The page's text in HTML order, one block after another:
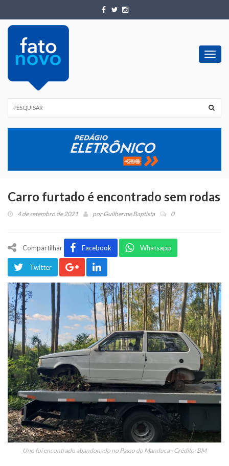
Carro furtado é encontrado sem rodas
4 de setembro de 2021 porGuilherme Baptista 0
Compartilhar Facebook Whatsapp
Twitter
Uno foi encontrado abandonado no Passo do Manduca - Crédito: BM